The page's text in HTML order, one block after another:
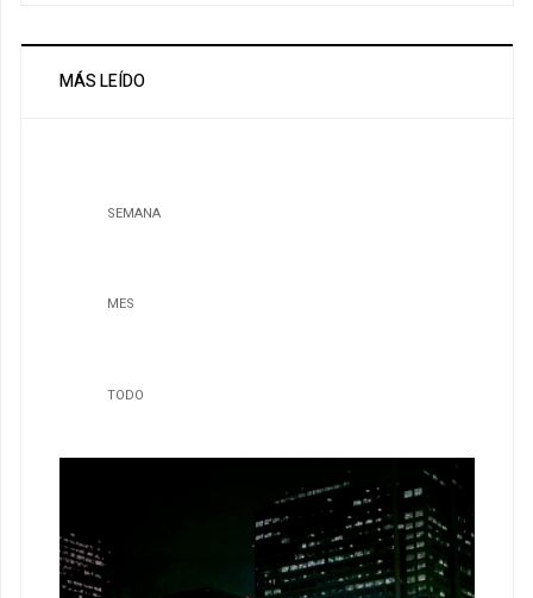
MÁS LEÍDO
SEMANA
MES
TODO